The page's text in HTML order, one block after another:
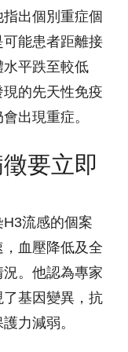
出個別重症個
能患者距離接
平跌至較低
的先天性免疫
出現重症。
要立即
流感的個案
血壓降低及全
。他認為專家
基因變異，抗
力減弱。